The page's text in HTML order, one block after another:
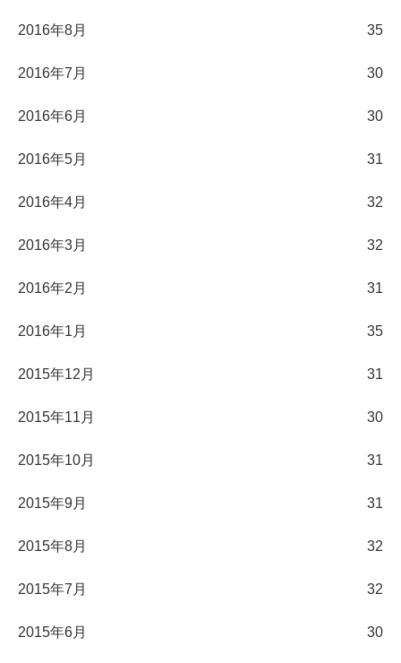
2016年8月 35
2016年7月 30
2016年6月 30
2016年5月 31
2016年4月 32
2016年3月 32
2016年2月 31
2016年1月 35
2015年12月 31
2015年11月 30
2015年10月 31
2015年9月 31
2015年8月 32
2015年7月 32
2015年6月 30